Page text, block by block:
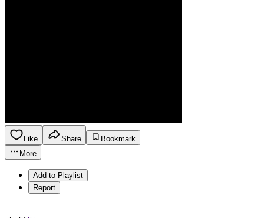
Like Share
Bookmark
More
Add to Playlist
Report